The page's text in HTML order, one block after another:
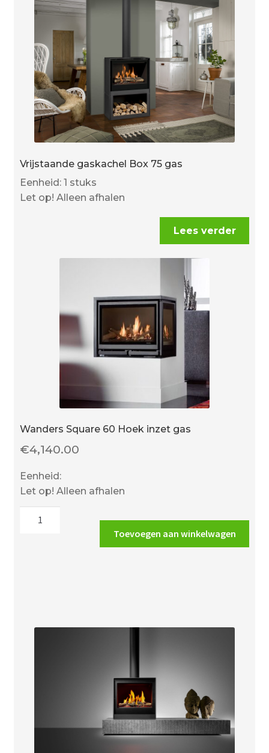
Vrijstaande gaskachel Box 75 gas
Eenheid: 1 stuks
Let op! Alleen afhalen
Lees verder
Wanders Square 60 Hoek inzet gas
€4,140.00
Eenheid:
Let op! Alleen afhalen
Toevoegen aan winkelwagen